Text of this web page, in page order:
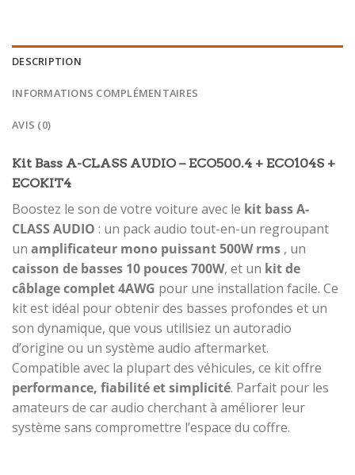
DESCRIPTION
INFORMATIONS COMPLÉMENTAIRES
AVIS (0)
Kit Bass A-CLASS AUDIO – ECO500.4 + ECO104S +
ECOKIT4
Boostez le son de votre voiture avec le kit bass A-
CLASS AUDIO : un pack audio tout-en-un regroupant
un amplificateur mono puissant 500W rms , un
caisson de basses 10 pouces 700W, et un kit de
câblage complet 4AWG pour une installation facile. Ce
kit est idéal pour obtenir des basses profondes et un
son dynamique, que vous utilisiez un autoradio
d’origine ou un système audio aftermarket.
Compatible avec la plupart des véhicules, ce kit offre
performance, fiabilité et simplicité. Parfait pour les
amateurs de car audio cherchant à améliorer leur
système sans compromettre l’espace du coffre.